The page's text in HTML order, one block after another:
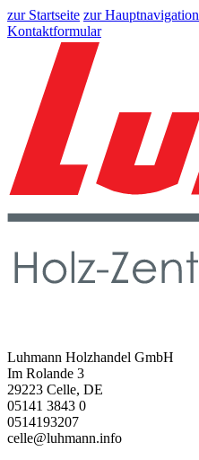
zur Startseite zur Hauptnavigation
Kontaktformular
Luhmann Holzhandel GmbH
Im Rolande 3
29223 Celle, DE
05141 3843 0
0514193207
celle@luhmann.info